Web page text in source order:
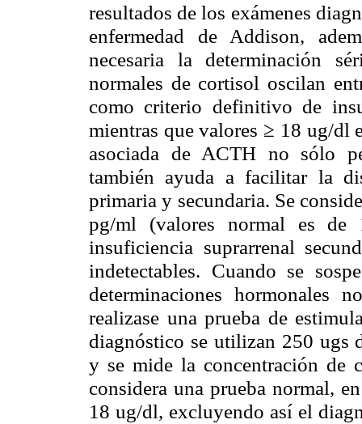
resultados de los exámenes
enfermedad de Addison,
necesaria la determinación
normales de cortisol oscilan
como criterio definitivo de
mientras que valores ≥ 18 ug/dl
asociada de ACTH no sólo
también ayuda a facilitar la
primaria y secundaria. Se
pg/ml (valores normal es
insuficiencia suprarrenal
indetectables. Cuando se
determinaciones hormonales
realizase una prueba de
diagnóstico se utilizan 250 ugs
y se mide la concentración de
considera una prueba normal,
18 ug/dl, excluyendo así el